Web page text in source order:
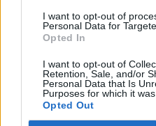
I want to opt-out of
Personal Data for
Opted In
I want to opt-out of
Retention, Sale, and/or
Personal Data that Is
Purposes for which it was
Opted Out
AKTUALITĀTES
Palīdzi bērniem slimnīcā
dakteri klaunu!